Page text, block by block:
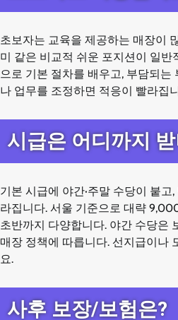
초보자는 교육을 제공하는 매장이
미 같은 비교적 쉬운 포지션이 일반
으로 기본 절차를 배우고, 부담되는
나 업무를 조정하면 적응이 빨라집
시급은 어디까지
기본 시급에 야간·주말 수당이 붙
라집니다. 서울 기준으로 대략
초반까지 다양합니다. 야간 수당은
매장 정책에 따릅니다. 선지급이나
요.
사후 보장/보험은?